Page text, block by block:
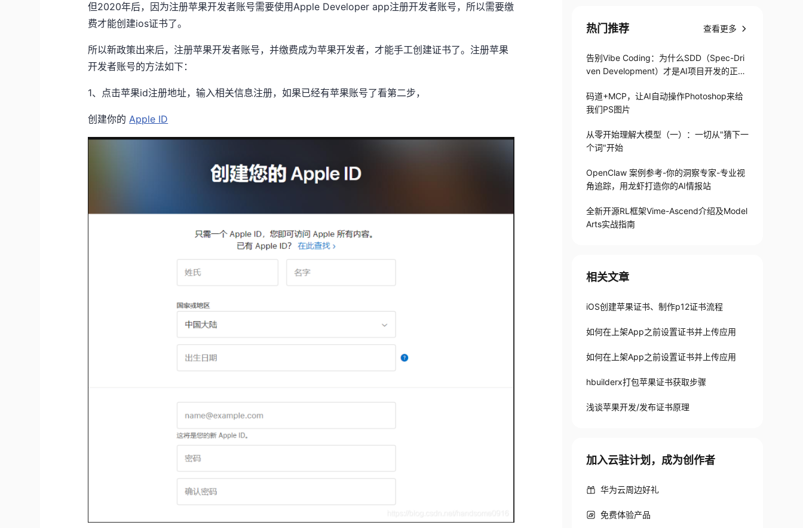
但2020年后，因为注册苹果开发者账号需要使用Apple Developer app注册开发者账号，所以需要缴
费才能创建ios证书了。
所以新政策出来后，注册苹果开发者账号，并缴费成为苹果开发者，才能手工创建证书了。注册苹果
开发者账号的方法如下：
1、点击苹果id注册地址，输入相关信息注册，如果已经有苹果账号了看第二步，
创建你的Apple ID
热门推荐 查看更多
告别Vibe Coding：为什么SDD（Spec-Dri
ven Development）才是AI项目开发的正确
码道+MCP，让AI自动操作Photoshop来给
我们PS图片
从零开始理解大模型（一）：一切从"猜下一
个词"开始
OpenClaw 案例参考-你的洞察专家-专业视
角追踪，用龙虾打造你的AI情报站
全新开源RL框架Vime-Ascend介绍及Model
Arts实战指南
相关文章
iOS创建苹果证书、制作p12证书流程
如何在上架App之前设置证书并上传应用
如何在上架App之前设置证书并上传应用
hbuilderx打包苹果证书获取步骤
浅谈苹果开发/发布证书原理
加入云驻计划，成为创作者
华为云周边好礼
免费体验产品